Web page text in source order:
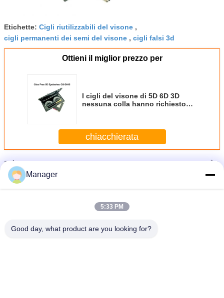
Etichette: Cigli riutilizzabili del visone ,
cigli permanenti dei semi del visone , cigli falsi 3d
Ottieni il miglior prezzo per
I cigli del visone di 5D 6D 3D
nessuna colla hanno richiesto
chiacchierata
Più
Manager
5:33 PM
Good day, what product are you looking for?